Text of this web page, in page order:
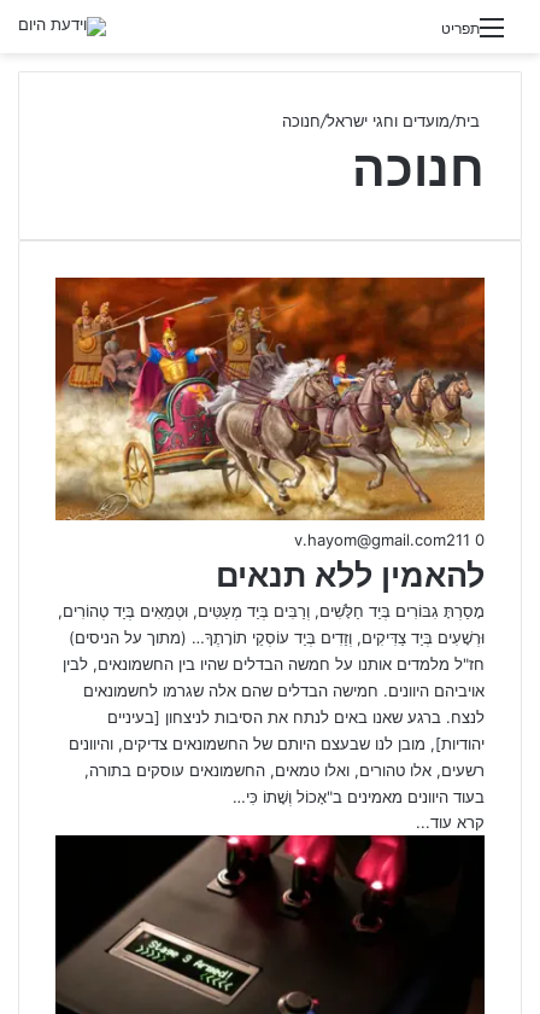
תפריט
בית/מועדים וחגי ישראל/חנוכה
חנוכה
v.hayom@gmail.com 0
להאמין ללא תנאים
מָסַרְתָּ גִבּוֹרִים בְּיַד חַלָּשִׁים, וְרַבִּים בְּיַד מְעַטִּים, וּטְמֵאִים בְּיַד טְהוֹרִים,
וּרְשָׁעִים בְּיַד צַדִּיקִים, וְזֵדִים בְּיַד עוֹסְקֵי תוֹרָתֶךָ… (מתוך על הניסים)
חז"ל מלמדים אותנו על חמשה הבדלים שהיו בין החשמונאים, לבין
אויביהם היוונים. חמישה הבדלים שהם אלה שגרמו לחשמונאים
לנצח. ברגע שאנו באים לנתח את הסיבות לניצחון [בעיניים
יהודיות], מובן לנו שבעצם היותם של החשמונאים צדיקים, והיוונים
רשעים, אלו טהורים, ואלו טמאים, החשמונאים עוסקים בתורה,
בעוד היוונים מאמינים ב"אָכוֹל וְשָׁתוֹ כִּי…
קרא עוד...